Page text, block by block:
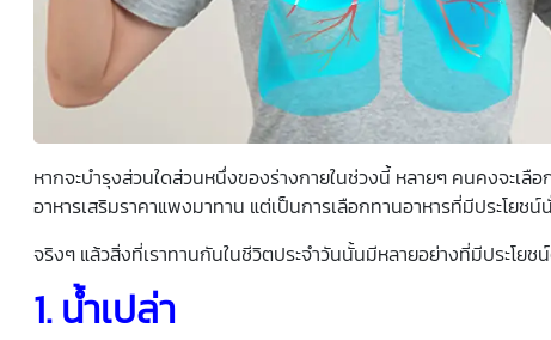
หากจะบำรุงส่วนใดส่วนหนึ่งของร่างกายในช่วงนี้ หลายๆ คนคงจะเ
อาหารเสริมราคาแพงมาทาน แต่เป็นการเลือกทานอาหารที่มีประโยช
จริงๆ แล้วสิ่งที่เราทานกันในชีวิตประจำวันนั้นมีหลายอย่างที่มีประโย
1. น้ำเปล่า